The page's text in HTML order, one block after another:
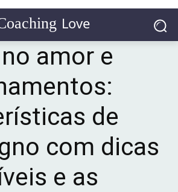
Love
amor e
de
com dicas
e as